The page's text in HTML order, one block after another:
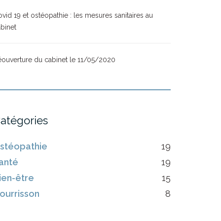
19 et ostéopathie : les mesures sanitaires au
du cabinet le 11/05/2020
19
19
être
15
8